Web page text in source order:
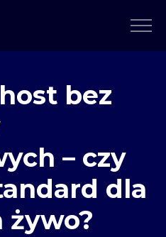
bez
– czy
dla
żywo?